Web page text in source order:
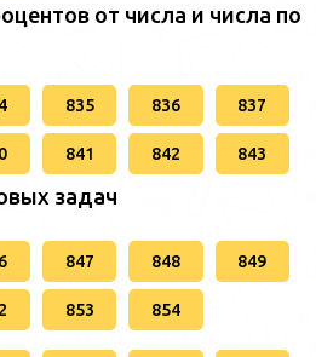
от числа и числа по
835 836 837
841 842 843
задач
847 848 849
853 854